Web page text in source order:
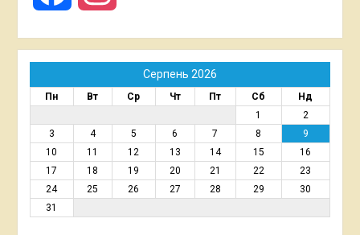
Серпень 2026
Пн Вт Ср Чт Пт Сб
Нд
1
2
3
4 5 6 7 8
9
10
11 12 13 14 15
16
17
18 19 20 21 22
23
24
25 26 27 28 29
30
31